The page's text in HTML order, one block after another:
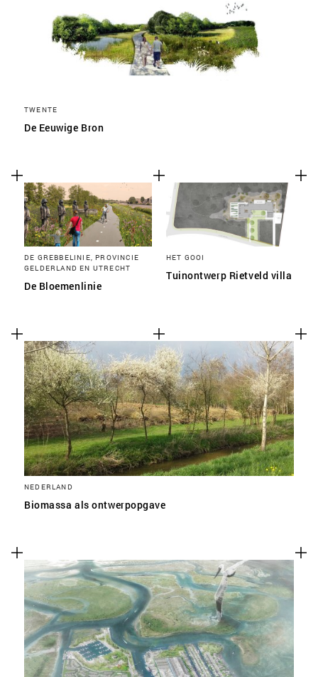
TWENTE
De Eeuwige Bron
DE GREBBELINIE, PROVINCIE
GELDERLAND EN UTRECHT
De Bloemenlinie
HET GOOI
Tuinontwerp Rietveld villa
NEDERLAND
Biomassa als ontwerpopgave